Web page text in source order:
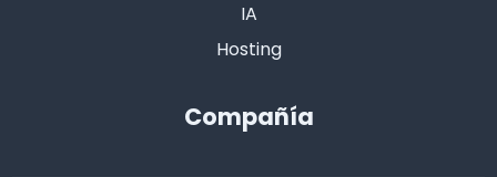
IA
Hosting
Compañía